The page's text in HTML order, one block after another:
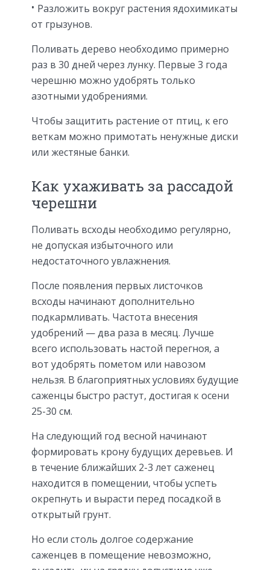
Разложить вокруг растения ядохимикаты
от грызунов.
Поливать дерево необходимо примерно
раз в 30 дней через лунку. Первые 3 года
черешню можно удобрять только
азотными удобрениями.
Чтобы защитить растение от птиц, к его
веткам можно примотать ненужные диски
или жестяные банки.
Как ухаживать за рассадой
черешни
Поливать всходы необходимо регулярно,
не допуская избыточного или
недостаточного увлажнения.
После появления первых листочков
всходы начинают дополнительно
подкармливать. Частота внесения
удобрений — два раза в месяц. Лучше
всего использовать настой перегноя, а
вот удобрять пометом или навозом
нельзя. В благоприятных условиях будущие
саженцы быстро растут, достигая к осени
25-30 см.
На следующий год весной начинают
формировать крону будущих деревьев. И
в течение ближайших 2-3 лет саженец
находится в помещении, чтобы успеть
окрепнуть и вырасти перед посадкой в
открытый грунт.
Но если столь долгое содержание
саженцев в помещение невозможно,